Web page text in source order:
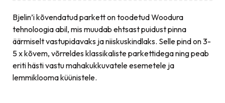
Bjelin’i kõvendatud parkett on toodetud Woodura
tehnoloogia abil, mis muudab ehtsast puidust pinna
äärmiselt vastupidavaks ja niiskuskindlaks. Selle pind on 3-
5 x kõvem, võrreldes klassikaliste parkettidega ning peab
eriti hästi vastu mahakukkuvatele esemetele ja
lemmiklooma küünistele.